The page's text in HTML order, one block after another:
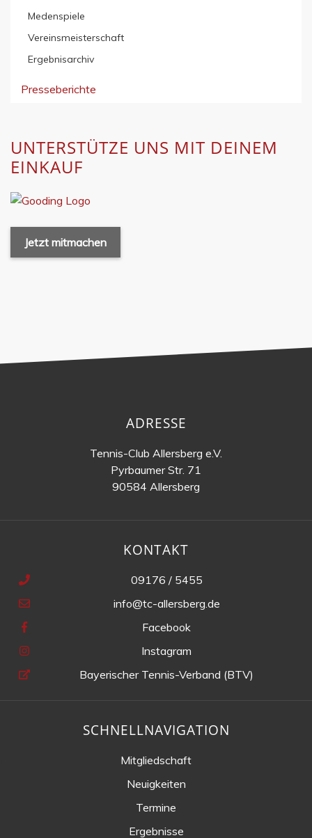
Medenspiele
Vereinsmeisterschaft
Ergebnisarchiv
Presseberichte
UNTERSTÜTZE UNS MIT DEINEM
EINKAUF
Jetzt mitmachen
ADRESSE
Tennis-Club Allersberg e.V.
Pyrbaumer Str. 71
90584 Allersberg
KONTAKT
09176 / 5455
info@tc-allersberg.de
Facebook
Instagram
Bayerischer Tennis-Verband (BTV)
SCHNELLNAVIGATION
Mitgliedschaft
Neuigkeiten
Termine
Ergebnisse